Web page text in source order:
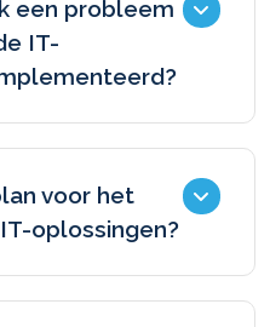
doelen en
Hierop
technische
strategisch
afgestemd op
een probleem
IT-
in
betekent
wanneer een
'opgelost'
voor het
oplossingen?